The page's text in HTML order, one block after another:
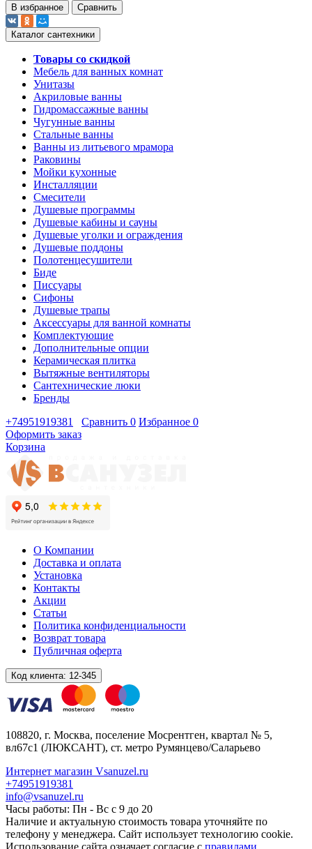
В избранное Сравнить
Каталог сантехники
Товары со скидкой
Мебель для ванных комнат
Унитазы
Акриловые ванны
Гидромассажные ванны
Чугунные ванны
Стальные ванны
Ванны из литьевого мрамора
Раковины
Мойки кухонные
Инсталляции
Смесители
Душевые программы
Душевые кабины и сауны
Душевые уголки и ограждения
Душевые поддоны
Полотенцесушители
Биде
Писсуары
Сифоны
Душевые трапы
Аксессуары для ванной комнаты
Комплектующие
Дополнительные опции
Керамическая плитка
Вытяжные вентиляторы
Сантехнические люки
Бренды
+74951919381
Сравнить 0 Избранное 0
Оформить заказ
Корзина
О Компании
Доставка и оплата
Установка
Контакты
Акции
Статьи
Политика конфиденциальности
Возврат товара
Публичная оферта
Код клиента: 12-345
108820, г. Москва, поселение Мосрентген, квартал № 5,
вл67с1 (ЛЮКСАНТ), ст. метро Румянцево/Саларьево
Интернет магазин Vsanuzel.ru
+74951919381
info@vsanuzel.ru
Часы работы: Пн - Вс с 9 до 20
Наличие и актуальную стоимость товара уточняйте по
телефону у менеджера. Сайт использует технологию cookie.
Использование сайта означает согласие с правилами